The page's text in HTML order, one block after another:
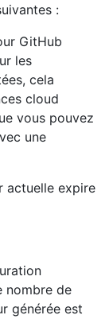
:
GitHub
les
cela
cloud
vous pouvez
une
actuelle expire
nombre de
générée est